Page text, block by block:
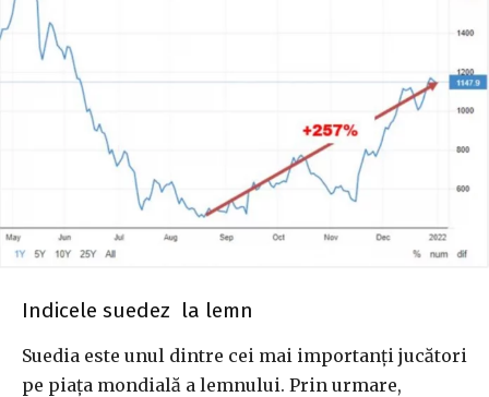
Indicele suedez la lemn
Suedia este unul dintre cei mai importanți jucători
pe piața mondială a lemnului. Prin urmare,